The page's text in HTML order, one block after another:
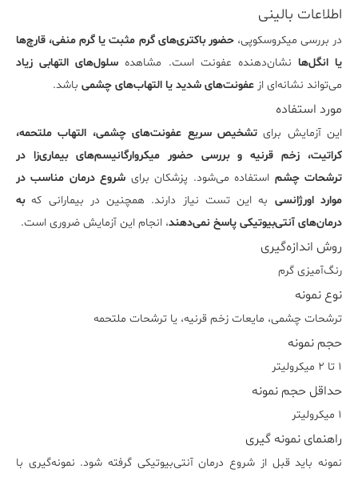
اطلاعات بالینی
در بررسی میکروسکوپی،حضور باکتری‌های گرم مثبت یا گرم منفی، قارچ‌ها
یا انگل‌ها نشان‌دهنده عفونت است. مشاهده سلول‌های التهابی زیاد
می‌تواند نشانه‌ای از عفونت‌های شدید یا التهاب‌های چشمی باشد.
مورد استفاده
این آزمایش برایتشخیص سریع عفونت‌های چشمی، التهاب ملتحمه،
کراتیت، زخم قرنیه و بررسی حضور میکروارگانیسم‌های بیماری‌زا در
ترشحات چشم استفاده می‌شود. پزشکان برای شروع درمان مناسب در
موارد اورژانسی به این تست نیاز دارند. همچنین در بیمارانی کهبه
درمان‌های آنتی‌بیوتیکی پاسخ نمی‌دهند، انجام این آزمایش ضروری است.
روش اندازه‌گیری
رنگ‌آمیزی گرم
نوع نمونه
ترشحات چشمی، مایعات زخم قرنیه، یا ترشحات ملتحمه
حجم نمونه
۱ تا ۲ میکرولیتر
حداقل حجم نمونه
۱ میکرولیتر
راهنمای نمونه گیری
نمونه باید قبل از شروع درمان آنتی‌بیوتیکی گرفته شود. نمونه‌گیری با